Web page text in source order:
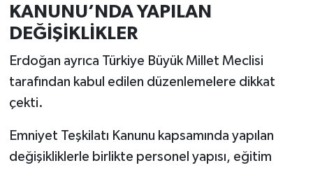
KANUNU’NDA YAPILAN
DEĞİŞİKLİKLER
Erdoğan ayrıca Türkiye Büyük Millet Meclisi
tarafından kabul edilen düzenlemelere dikkat
çekti.
Emniyet Teşkilatı Kanunu kapsamında yapılan
değişikliklerle birlikte personel yapısı, eğitim